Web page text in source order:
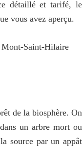
détaillé et tarifé, le
vous avez aperçu.
de la biosphère. On
un arbre mort ou
source par un appât